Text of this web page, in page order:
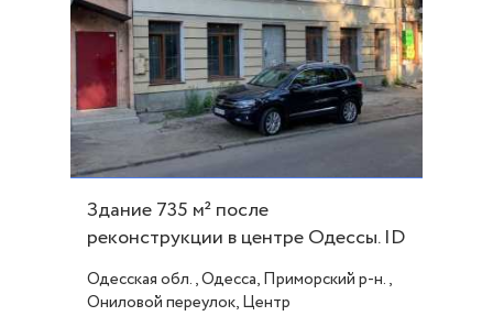
Здание 735 м² после
реконструкции в центре Одессы. ID
4482
Одесская обл., Одесса, Приморский р-н.,
Ониловой переулок, Центр